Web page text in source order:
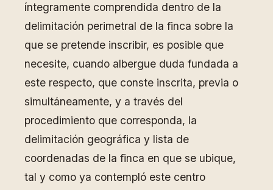
íntegramente comprendida dentro de la
delimitación perimetral de la finca sobre la
que se pretende inscribir, es posible que
necesite, cuando albergue duda fundada a
este respecto, que conste inscrita, previa o
simultáneamente, y a través del
procedimiento que corresponda, la
delimitación geográfica y lista de
coordenadas de la finca en que se ubique,
tal y como ya contempló este centro